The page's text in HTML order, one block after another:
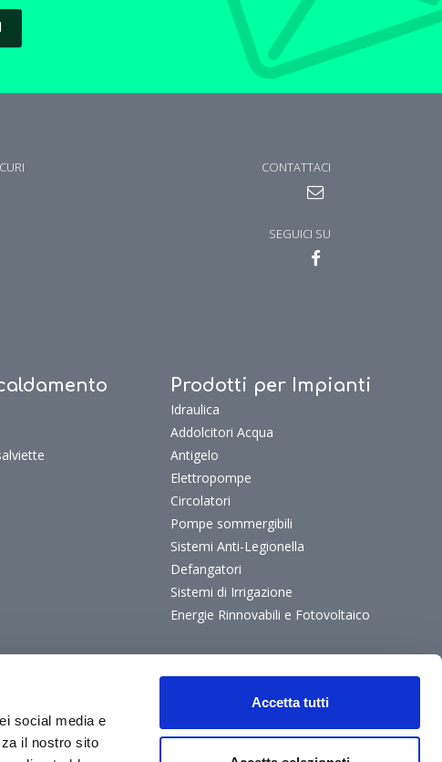
social media e
il nostro sito
Accetta tutti
CONTATTACI
SEGUICI SU
Prodotti per Impianti
Idraulica
Addolcitori Acqua
Antigelo
Elettropompe
Circolatori
Pompe sommergibili
Sistemi Anti-Legionella
Defangatori
Sistemi di Irrigazione
Energie Rinnovabili e Fotovoltaico